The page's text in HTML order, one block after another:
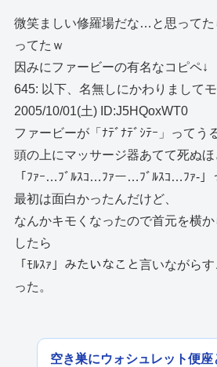
微笑ましい修羅場だな…と思ってた
ってたｗ
因みにファービーの有名なコピペ↓
645: 以下、名無しにかわりまして
2005/10/01(土) ID:J5HQoxWT0
ファービーが「ﾅﾃﾞﾅﾃﾞｼﾃｰ」ってう
頭の上にマッサージ器あてて死ぬ
「ﾌｧｰ…ﾌﾞﾙｽｺ…ﾌｧー…ﾌﾞﾙｽｺ…ﾌｧ-」
最初は面白かったんだけど、
なんかキモくなったので首元を横
したら
「ﾓﾙｽｧ」みたいなこと言いながら
った。
空き巣にウォシュレット便